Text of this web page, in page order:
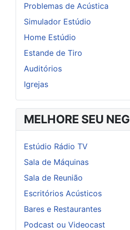
Problemas de Acústica
Simulador Estúdio
Home Estúdio
Estande de Tiro
Auditórios
Igrejas
MELHORE SEU
Estúdio Rádio TV
Sala de Máquinas
Sala de Reunião
Escritórios Acústicos
Bares e Restaurantes
Podcast ou Videocast